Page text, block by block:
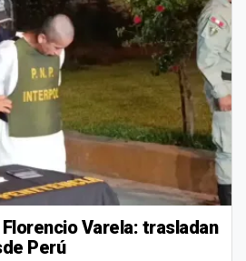
Varela: trasladan
Perú